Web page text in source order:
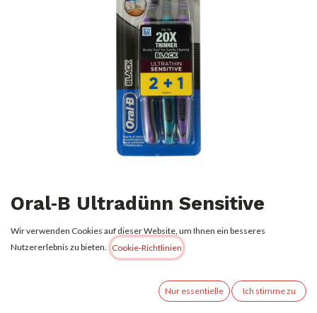
Oral‑B Ultradünn Sensitive
Extra Soft – Zahnbürste im
2 + 1‑Pack
Alle Preise inkl. MwSt.zzgl. Versandkosten
Wir verwenden Cookies auf dieser Website, um Ihnen ein besseres
Nutzererlebnis zu bieten.
Cookie-Richtlinien
Nur essentielle Ich stimme zu